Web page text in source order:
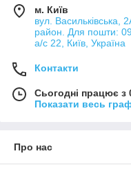
м. Київ
вул. Васильківська,
район. Для пошти:
а/с 22, Київ, Україна
Контакти
Сьогодні працює з
Показати весь
Про нас